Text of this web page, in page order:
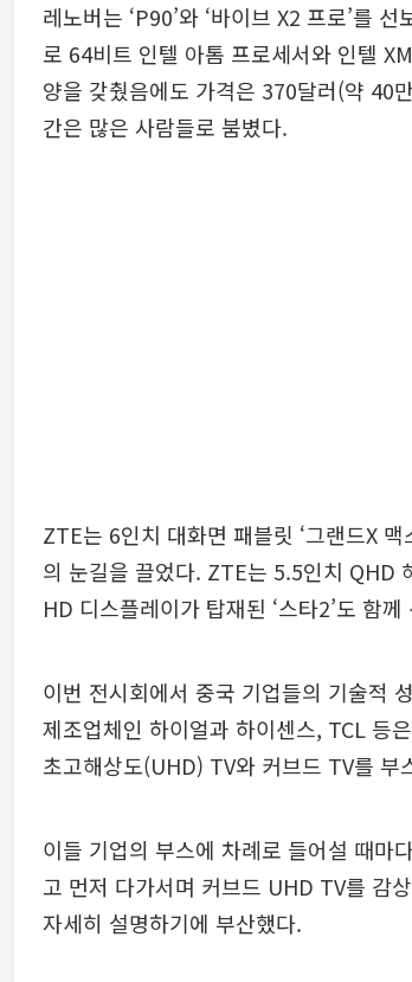
레노버는 ‘P90’와 ‘바이브 X2 프로’를
로 64비트 인텔 아톰 프로세서와 인텔
양을 갖췄음에도 가격은 370달러(약 40
간은 많은 사람들로 붐볐다.
ZTE는 6인치 대화면 패블릿 ‘그랜드X
의 눈길을 끌었다. ZTE는 5.5인치 QHD
HD 디스플레이가 탑재된 ‘스타2’도 함
이번 전시회에서 중국 기업들의 기술적
제조업체인 하이얼과 하이센스, TCL 등
초고해상도(UHD) TV와 커브드 TV를
이들 기업의 부스에 차례로 들어설 때마
고 먼저 다가서며 커브드 UHD TV를 감
자세히 설명하기에 부산했다.